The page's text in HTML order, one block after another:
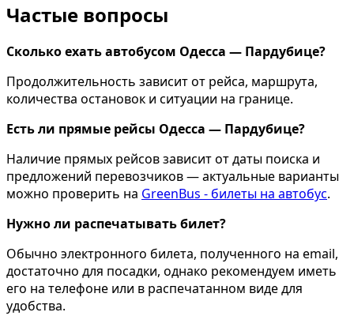
Частые вопросы
Сколько ехать автобусом Одесса — Пардубице?
Продолжительность зависит от рейса, маршрута,
количества остановок и ситуации на границе.
Есть ли прямые рейсы Одесса — Пардубице?
Наличие прямых рейсов зависит от даты поиска и
предложений перевозчиков — актуальные варианты
можно проверить на GreenBus - билеты на автобус.
Нужно ли распечатывать билет?
Обычно электронного билета, полученного на email,
достаточно для посадки, однако рекомендуем иметь
его на телефоне или в распечатанном виде для
удобства.